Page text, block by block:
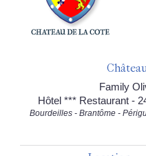
Family
Hôtel *** Restaurant -
Bourdeilles - Brantôme -